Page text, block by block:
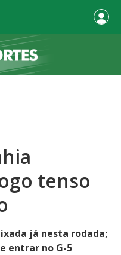
tenso
já nesta rodada;
entrar no G-5